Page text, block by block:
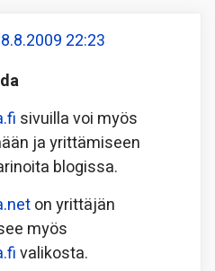
8.8.2009 22:23
sivuilla voi myös
ja yrittämiseen
blogissa.
on yrittäjän
myös
valikosta.